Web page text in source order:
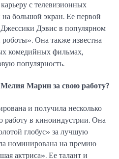
с телевизионных
большой экран. Ее первой
Дэвис в популярном
Она также известна
комедийных фильмах,
популярность.
Марин за свою работу?
и получила несколько
работу в киноиндустрии. Она
глобус» за лучшую
номинирована на премию
актриса». Ее талант и